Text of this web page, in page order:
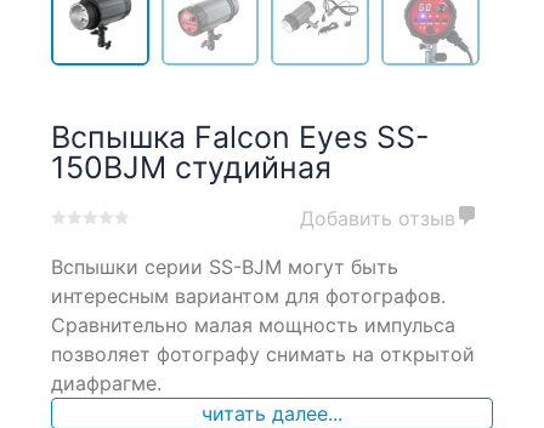
Вспышка Falcon Eyes SS-
150BJM студийная
out
on
customer
ratings
Добавить отзыв
Вспышки серии SS-BJM могут быть
интересным вариантом для фотографов.
Сравнительно малая мощность импульса
позволяет фотографу снимать на открытой
диафрагме.
читать далее...